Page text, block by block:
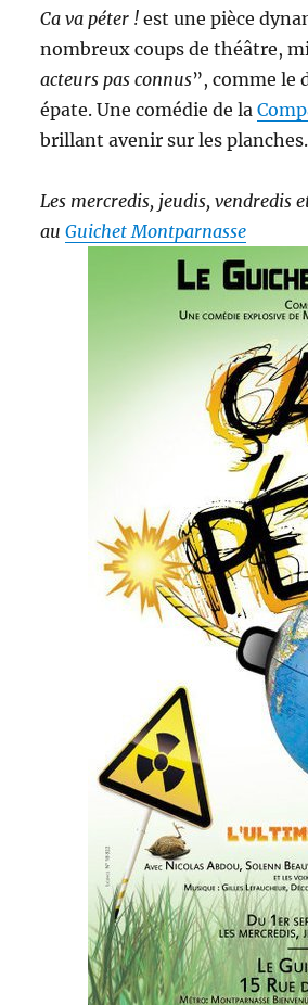
Ca va péter !est une pièce
nombreux coups de théâtre,
acteurs pas connus”, comme le
épate. Une comédie de la
brillant avenir sur les planches.
Les mercredis, jeudis, vendredis
au Guichet Montparnasse